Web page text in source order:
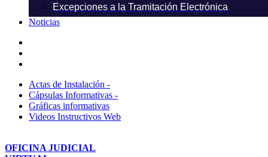
Excepciones a la Tramitación Electrónica
Noticias
Actas de Instalación -
Cápsulas Informativas -
Gráficas informativas
Videos Instructivos Web
OFICINA JUDICIAL